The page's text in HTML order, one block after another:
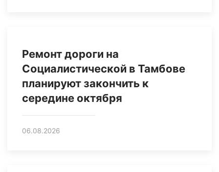
Ремонт дороги на
Социалистической в Тамбове
планируют закончить к
середине октября
06.08.2026